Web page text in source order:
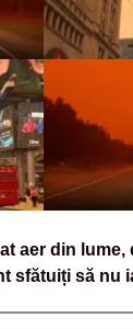
aer din lume,
sfătuiți să nu